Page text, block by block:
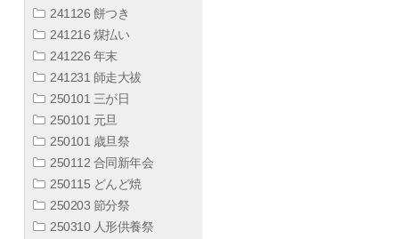
241126 餅つき
241216 煤払い
241226 年末
241231 師走大祓
250101 三が日
250101 元旦
250101 歳旦祭
250112 合同新年会
250115 どんど焼
250203 節分祭
250310 人形供養祭